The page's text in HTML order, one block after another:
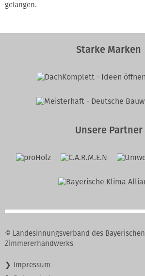
gelangen.
Starke Marken
Unsere Partner
© Landesinnungsverband des Bayerischen
Zimmererhandwerks
Navigation
überspringen
Impressum